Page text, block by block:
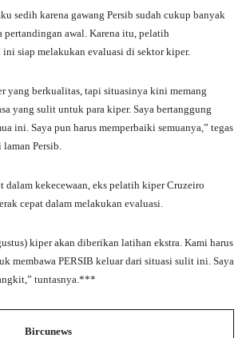
sedih karena gawang Persib sudah cukup banyak
pertandingan awal. Karena itu, pelatih
ini siap melakukan evaluasi di sektor kiper.
yang berkualitas, tapi situasinya kini memang
yang sulit untuk para kiper. Saya bertanggung
ini. Saya pun harus memperbaiki semuanya,” tegas
Persib.
dalam kekecewaan, eks pelatih kiper Cruzeiro
cepat dalam melakukan evaluasi.
kiper akan diberikan latihan ekstra. Kami harus
membawa PERSIB keluar dari situasi sulit ini. Saya
tuntasnya.***
Bircunews